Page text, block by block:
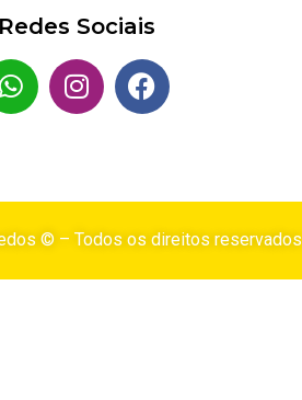
Redes Sociais
© – Todos os direitos reservados